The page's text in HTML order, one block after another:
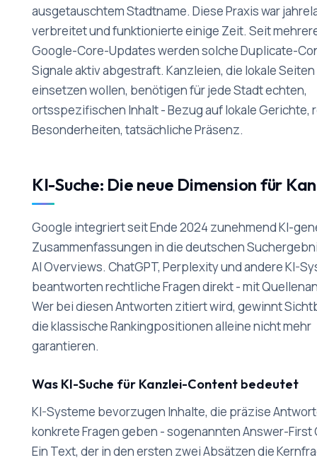
ausgetauschtem Stadtname. Diese Praxis war
verbreitet und funktionierte einige Zeit. Seit
Google-Core-Updates werden solche Duplicate-
Signale aktiv abgestraft. Kanzleien, die lokale Seiten
einsetzen wollen, benötigen für jede Stadt echten,
ortsspezifischen Inhalt - Bezug auf lokale Gerichte,
Besonderheiten, tatsächliche Präsenz.
KI-Suche: Die neue Dimension für
Google integriert seit Ende 2024 zunehmend KI-
Zusammenfassungen in die deutschen
AI Overviews. ChatGPT, Perplexity und andere KI-
beantworten rechtliche Fragen direkt - mit
Wer bei diesen Antworten zitiert wird, gewinnt
die klassische Rankingpositionen alleine nicht mehr
garantieren.
Was KI-Suche für Kanzlei-Content bedeutet
KI-Systeme bevorzugen Inhalte, die präzise
konkrete Fragen geben - sogenannten Answer-First
Ein Text, der in den ersten zwei Absätzen die